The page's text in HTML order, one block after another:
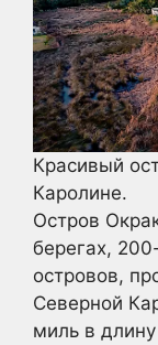
Красивый
Каролине.
Остров
берегах,
островов,
Северной
миль в